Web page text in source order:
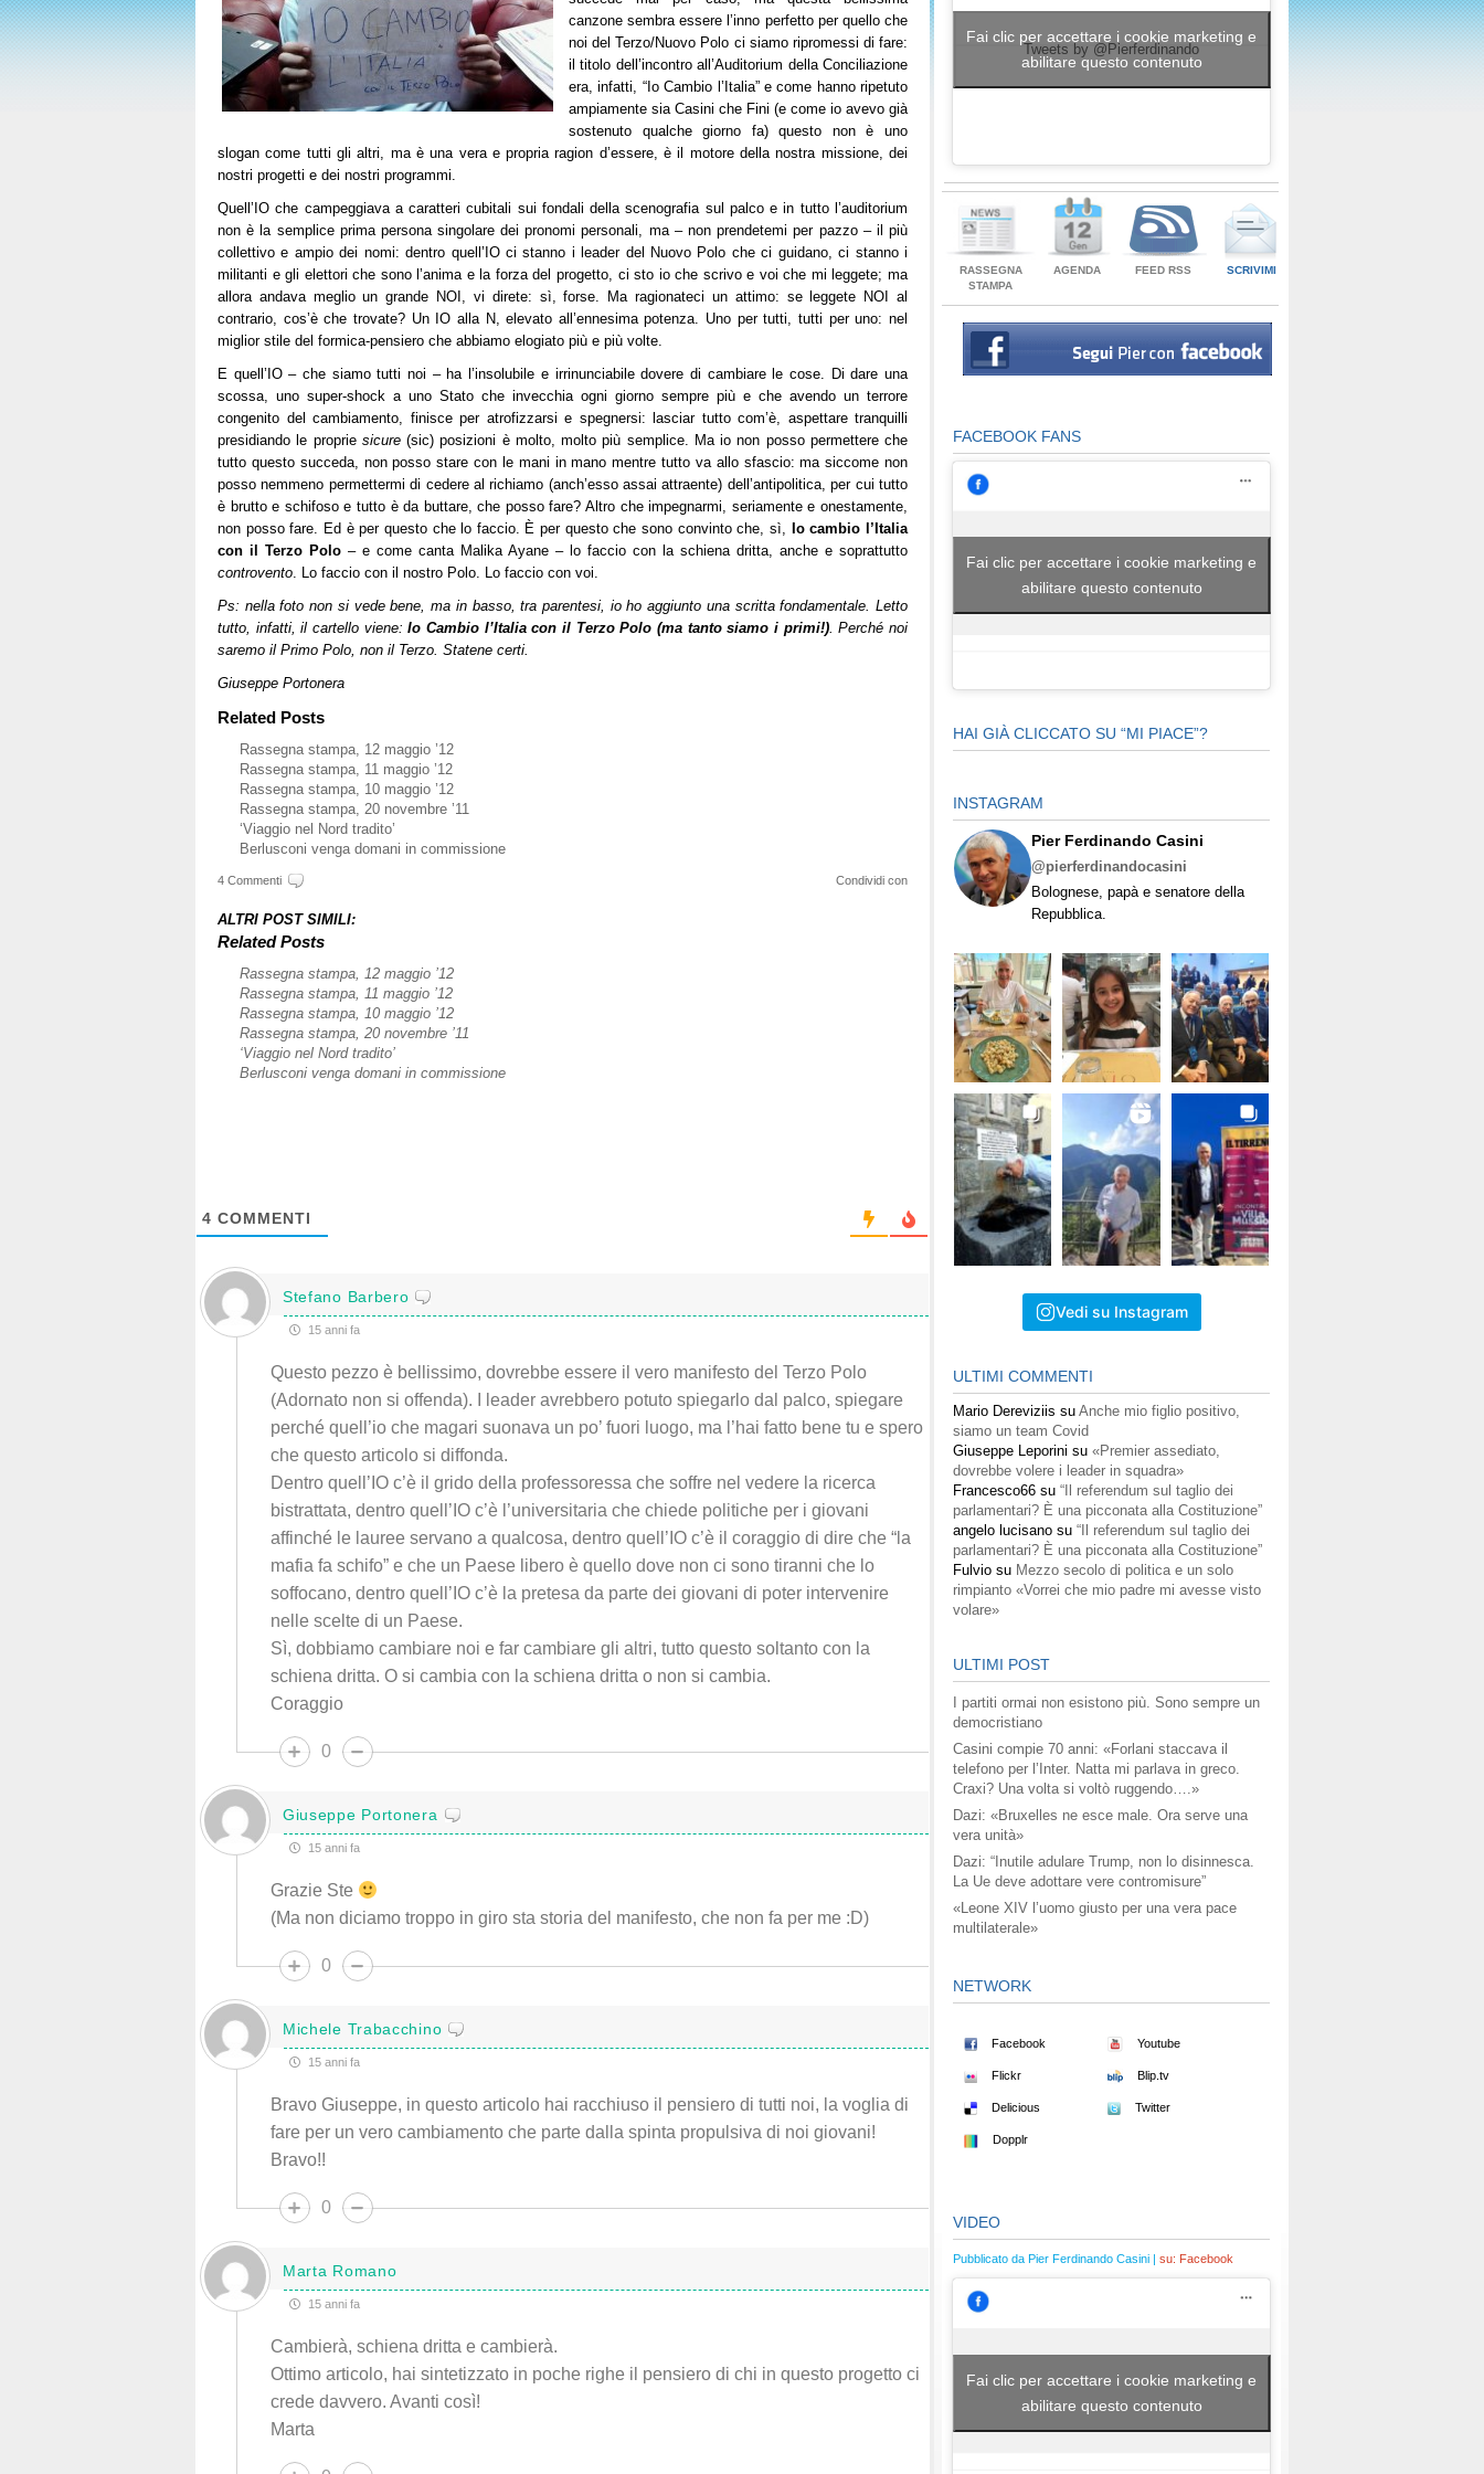
canzone sembra essere l’inno perfetto per quello che
noi del Terzo/Nuovo Polo ci siamo ripromessi di fare:
il titolo dell’incontro all’Auditorium della Conciliazione
era, infatti, “Io Cambio l’Italia” e come hanno ripetuto
ampiamente sia Casini che Fini (e come io avevo già
sostenuto qualche giorno fa) questo non è uno
slogan come tutti gli altri, ma è una vera e propria ragion d’essere, è il motore della nostra missione, dei
nostri progetti e dei nostri programmi.
Quell’IO che campeggiava a caratteri cubitali sui fondali della scenografia sul palco e in tutto l’auditorium
non è la semplice prima persona singolare dei pronomi personali, ma – non prendetemi per pazzo – il più
collettivo e ampio dei nomi: dentro quell’IO ci stanno i leader del Nuovo Polo che ci guidano, ci stanno i
militanti e gli elettori che sono l’anima e la forza del progetto, ci sto io che scrivo e voi che mi leggete; ma
allora andava meglio un grande NOI, vi direte: sì, forse. Ma ragionateci un attimo: se leggete NOI al
contrario, cos’è che trovate? Un IO alla N, elevato all’ennesima potenza. Uno per tutti, tutti per uno: nel
miglior stile del formica-pensiero che abbiamo elogiato più e più volte.
E quell’IO – che siamo tutti noi – ha l’insolubile e irrinunciabile dovere di cambiare le cose. Di dare una
scossa, uno super-shock a uno Stato che invecchia ogni giorno sempre più e che avendo un terrore
congenito del cambiamento, finisce per atrofizzarsi e spegnersi: lasciar tutto com’è, aspettare tranquilli
presidiando le proprie sicure(sic) posizioni è molto, molto più semplice. Ma io non posso permettere che
tutto questo succeda, non posso stare con le mani in mano mentre tutto va allo sfascio: ma siccome non
posso nemmeno permettermi di cedere al richiamo (anch’esso assai attraente) dell’antipolitica, per cui tutto
è brutto e schifoso e tutto è da buttare, che posso fare? Altro che impegnarmi, seriamente e onestamente,
non posso fare. Ed è per questo che lo faccio. È per questo che sono convinto che, sì,
Io cambio l’Italia
con il Terzo Polo – e come canta Malika Ayane – lo faccio con la schiena dritta, anche e soprattutto
controvento. Lo faccio con il nostro Polo. Lo faccio con voi.
Ps: nella foto non si vede bene, ma in basso, tra parentesi, io ho aggiunto una scritta fondamentale. Letto
tutto, infatti, il cartello viene:Io Cambio l’Italia con il Terzo Polo (ma tanto siamo i primi!). Perché noi
saremo il Primo Polo, non il Terzo. Statene certi.
Giuseppe Portonera
Related Posts
Rassegna stampa, 12 maggio ’12
Rassegna stampa, 11 maggio ’12
Rassegna stampa, 10 maggio ’12
Rassegna stampa, 20 novembre ’11
‘Viaggio nel Nord tradito’
Berlusconi venga domani in commissione
4 Commenti
ALTRI POST SIMILI:
Related Posts
Rassegna stampa, 12 maggio ’12
Rassegna stampa, 11 maggio ’12
Rassegna stampa, 10 maggio ’12
Rassegna stampa, 20 novembre ’11
‘Viaggio nel Nord tradito’
Berlusconi venga domani in commissione
Condividi con
4 COMMENTI
Stefano Barbero
15 anni fa
Questo pezzo è bellissimo, dovrebbe essere il vero manifesto del Terzo Polo
(Adornato non si offenda). I leader avrebbero potuto spiegarlo dal palco, spiegare
perché quell’io che magari suonava un po’ fuori luogo, ma l’hai fatto bene tu e spero
che questo articolo si diffonda.
Dentro quell’IO c’è il grido della professoressa che soffre nel vedere la ricerca
bistrattata, dentro quell’IO c’è l’universitaria che chiede politiche per i giovani
affinché le lauree servano a qualcosa, dentro quell’IO c’è il coraggio di dire che “la
mafia fa schifo” e che un Paese libero è quello dove non ci sono tiranni che lo
soffocano, dentro quell’IO c’è la pretesa da parte dei giovani di poter intervenire
nelle scelte di un Paese.
Sì, dobbiamo cambiare noi e far cambiare gli altri, tutto questo soltanto con la
schiena dritta. O si cambia con la schiena dritta o non si cambia.
Coraggio
0
Giuseppe Portonera
15 anni fa
Grazie Ste
(Ma non diciamo troppo in giro sta storia del manifesto, che non fa per me :D)
0
Michele Trabacchino
15 anni fa
Bravo Giuseppe, in questo articolo hai racchiuso il pensiero di tutti noi, la voglia di
fare per un vero cambiamento che parte dalla spinta propulsiva di noi giovani!
Bravo!!
0
Marta Romano
15 anni fa
Cambierà, schiena dritta e cambierà.
Ottimo articolo, hai sintetizzato in poche righe il pensiero di chi in questo progetto ci
crede davvero. Avanti così!
Marta
Tweets by @Pierferdinando
Fai clic per accettare i cookie marketing e
abilitare questo contenuto
RASSEGNA
STAMPA
AGENDA FEED RSS SCRIVIMI
FACEBOOK FANS
Fai clic per accettare i cookie marketing e
abilitare questo contenuto
HAI GIÀ CLICCATO SU “MI PIACE”?
INSTAGRAM
Pier Ferdinando Casini
@pierferdinandocasini
Bolognese, papà e senatore della
Repubblica.
Vedi su Instagram
ULTIMI COMMENTI
Mario Dereviziis su Anche mio figlio positivo,
siamo un team Covid
Giuseppe Leporini su «Premier assediato,
dovrebbe volere i leader in squadra»
Francesco66 su “Il referendum sul taglio dei
parlamentari? È una picconata alla Costituzione”
angelo lucisano su “Il referendum sul taglio dei
parlamentari? È una picconata alla Costituzione”
Fulvio su Mezzo secolo di politica e un solo
rimpianto «Vorrei che mio padre mi avesse visto
volare»
ULTIMI POST
I partiti ormai non esistono più. Sono sempre un
democristiano
Casini compie 70 anni: «Forlani staccava il
telefono per l’Inter. Natta mi parlava in greco.
Craxi? Una volta si voltò ruggendo….»
Dazi: «Bruxelles ne esce male. Ora serve una
vera unità»
Dazi: “Inutile adulare Trump, non lo disinnesca.
La Ue deve adottare vere contromisure”
«Leone XIV l’uomo giusto per una vera pace
multilaterale»
NETWORK
Facebook Youtube
Flickr Blip.tv
Delicious Twitter
Dopplr
VIDEO
Pubblicato da Pier Ferdinando Casini | su: Facebook
Fai clic per accettare i cookie marketing e
abilitare questo contenuto